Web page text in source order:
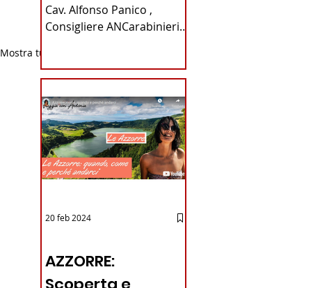
Mostra tutti
Fabrizio Parrulli
Cav. Alfonso Panico ,
Consigliere ANCarabinieri
AZZORRE:
20 feb 2024